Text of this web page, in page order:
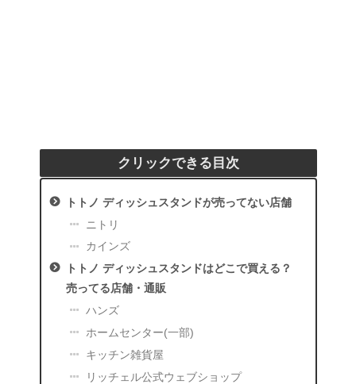
クリックできる目次
トトノ ディッシュスタンドが売ってない店舗
ニトリ
カインズ
トトノ ディッシュスタンドはどこで買える？
売ってる店舗・通販
ハンズ
ホームセンター(一部)
キッチン雑貨屋
リッチェル公式ウェブショップ